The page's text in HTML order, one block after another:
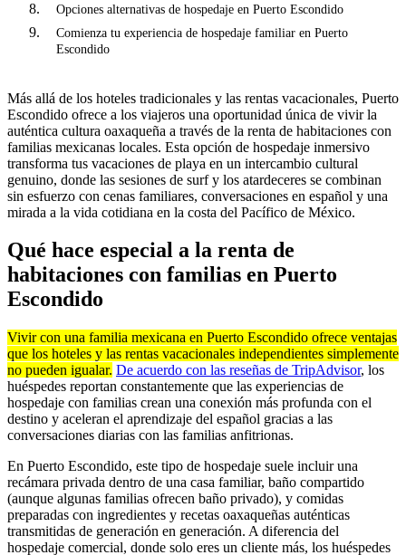
Opciones alternativas de hospedaje en Puerto Escondido
Comienza tu experiencia de hospedaje familiar en Puerto
Escondido
Más allá de los hoteles tradicionales y las rentas vacacionales, Puerto
Escondido ofrece a los viajeros una oportunidad única de vivir la
auténtica cultura oaxaqueña a través de la renta de habitaciones con
familias mexicanas locales. Esta opción de hospedaje inmersivo
transforma tus vacaciones de playa en un intercambio cultural
genuino, donde las sesiones de surf y los atardeceres se combinan
sin esfuerzo con cenas familiares, conversaciones en español y una
mirada a la vida cotidiana en la costa del Pacífico de México.
Qué hace especial a la renta de
habitaciones con familias en Puerto
Escondido
Vivir con una familia mexicana en Puerto Escondido ofrece ventajas
que los hoteles y las rentas vacacionales independientes simplemente
no pueden igualar. De acuerdo con las reseñas de TripAdvisor, los
huéspedes reportan constantemente que las experiencias de
hospedaje con familias crean una conexión más profunda con el
destino y aceleran el aprendizaje del español gracias a las
conversaciones diarias con las familias anfitrionas.
En Puerto Escondido, este tipo de hospedaje suele incluir una
recámara privada dentro de una casa familiar, baño compartido
(aunque algunas familias ofrecen baño privado), y comidas
preparadas con ingredientes y recetas oaxaqueñas auténticas
transmitidas de generación en generación. A diferencia del
hospedaje comercial, donde solo eres un cliente más, los huéspedes